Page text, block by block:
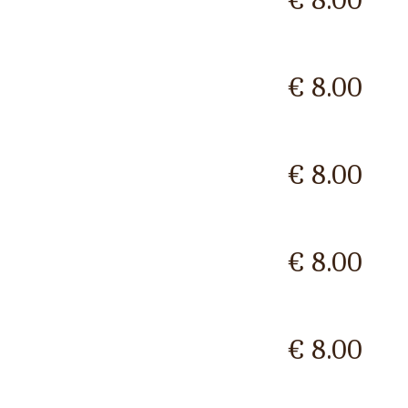
€ 8.00
€ 8.00
€ 8.00
€ 8.00